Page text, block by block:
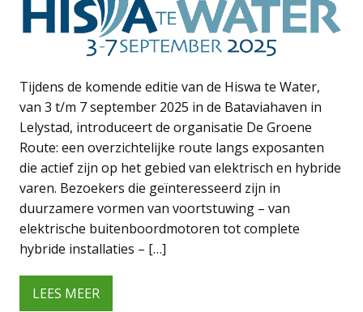
Tijdens de komende editie van de Hiswa te Water,
van 3 t/m 7 september 2025 in de Bataviahaven in
Lelystad, introduceert de organisatie De Groene
Route: een overzichtelijke route langs exposanten
die actief zijn op het gebied van elektrisch en hybride
varen. Bezoekers die geïnteresseerd zijn in
duurzamere vormen van voortstuwing – van
elektrische buitenboordmotoren tot complete
hybride installaties – […]
LEES MEER